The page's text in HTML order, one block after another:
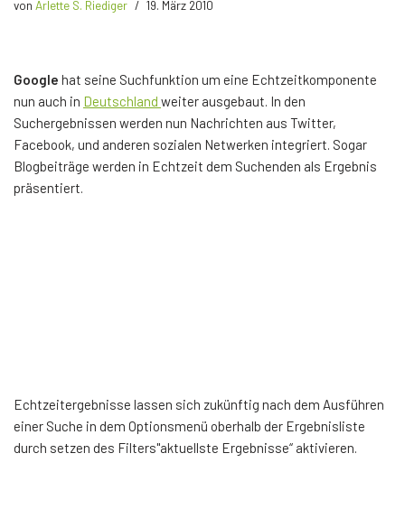
von Arlette S. Riediger 19. März 2010
Google hat seine Suchfunktion um eine Echtzeitkomponente
nun auch in Deutschland weiter ausgebaut. In den
Suchergebnissen werden nun Nachrichten aus Twitter,
Facebook, und anderen sozialen Netwerken integriert. Sogar
Blogbeiträge werden in Echtzeit dem Suchenden als Ergebnis
präsentiert.
Echtzeitergebnisse lassen sich zukünftig nach dem Ausführen
einer Suche in dem Optionsmenü oberhalb der Ergebnisliste
durch setzen des Filters"aktuellste Ergebnisse“ aktivieren.